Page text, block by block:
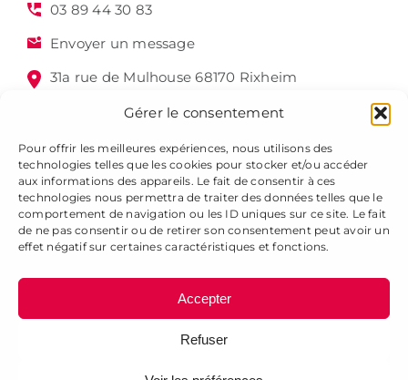
Gérer le consentement
Pour offrir les meilleures expériences, nous utilisons des
technologies telles que les cookies pour stocker et/ou accéder
aux informations des appareils. Le fait de consentir à ces
technologies nous permettra de traiter des données telles que le
comportement de navigation ou les ID uniques sur ce site. Le fait
de ne pas consentir ou de retirer son consentement peut avoir un
effet négatif sur certaines caractéristiques et fonctions.
Accepter
Refuser
03 89 44 30 83
Envoyer un message
31a rue de Mulhouse 68170 Rixheim
Alsagraphic 2025 - Tous droits réservés -Mentions légales